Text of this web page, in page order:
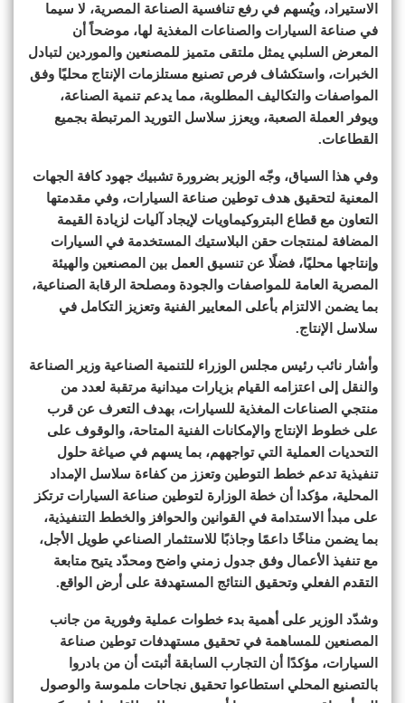
الاستيراد، ويُسهم في رفع تنافسية الصناعة المصرية، لا سيما
في صناعة السيارات والصناعات المغذية لها، موضحاً أن
المعرض السلبي يمثل ملتقى متميز للمصنعين والموردين لتبادل
الخبرات، واستكشاف فرص تصنيع مستلزمات الإنتاج محليًا وفق
المواصفات والتكاليف المطلوبة، مما يدعم تنمية الصناعة،
ويوفر العملة الصعبة، ويعزز سلاسل التوريد المرتبطة بجميع
القطاعات.
وفي هذا السياق، وجّه الوزير بضرورة تشبيك جهود كافة الجهات
المعنية لتحقيق هدف توطين صناعة السيارات، وفي مقدمتها
التعاون مع قطاع البتروكيماويات لإيجاد آليات لزيادة القيمة
المضافة لمنتجات حقن البلاستيك المستخدمة في السيارات
وإنتاجها محليًا، فضلًا عن تنسيق العمل بين المصنعين والهيئة
المصرية العامة للمواصفات والجودة ومصلحة الرقابة الصناعية،
بما يضمن الالتزام بأعلى المعايير الفنية وتعزيز التكامل في
سلاسل الإنتاج.
وأشار نائب رئيس مجلس الوزراء للتنمية الصناعية وزير الصناعة
والنقل إلى اعتزامه القيام بزيارات ميدانية مرتقبة لعدد من
منتجي الصناعات المغذية للسيارات، بهدف التعرف عن قرب
على خطوط الإنتاج والإمكانات الفنية المتاحة، والوقوف على
التحديات العملية التي تواجههم، بما يسهم في صياغة حلول
تنفيذية تدعم خطط التوطين وتعزز من كفاءة سلاسل الإمداد
المحلية، مؤكدا أن خطة الوزارة لتوطين صناعة السيارات ترتكز
على مبدأ الاستدامة في القوانين والحوافز والخطط التنفيذية،
بما يضمن مناخًا داعمًا وجاذبًا للاستثمار الصناعي طويل الأجل،
مع تنفيذ الأعمال وفق جدول زمني واضح ومحدّد يتيح متابعة
التقدم الفعلي وتحقيق النتائج المستهدفة على أرض الواقع.
وشدّد الوزير على أهمية بدء خطوات عملية وفورية من جانب
المصنعين للمساهمة في تحقيق مستهدفات توطين صناعة
السيارات، مؤكدًا أن التجارب السابقة أثبتت أن من بادروا
بالتصنيع المحلي استطاعوا تحقيق نجاحات ملموسة والوصول